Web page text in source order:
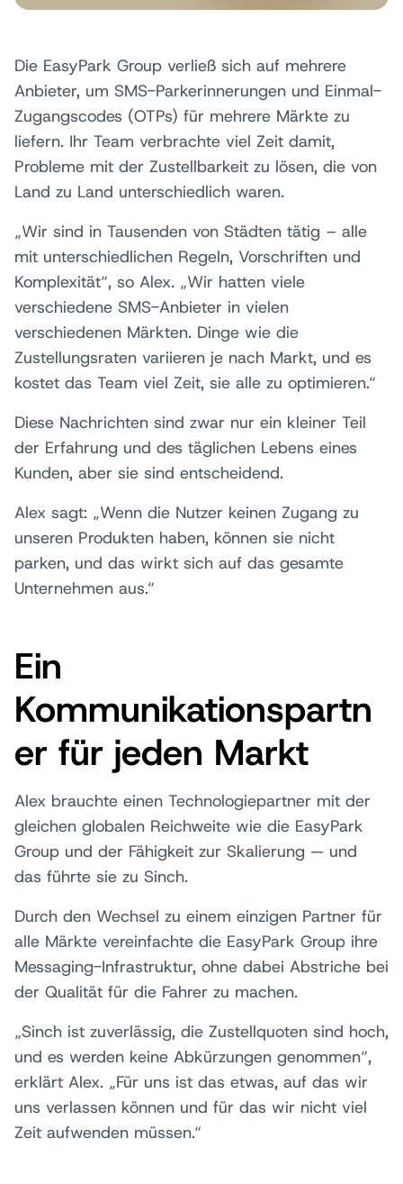
Die EasyPark Group verließ sich auf mehrere
Anbieter, um SMS-Parkerinnerungen und Einmal-
Zugangscodes (OTPs) für mehrere Märkte zu
liefern. Ihr Team verbrachte viel Zeit damit,
Probleme mit der Zustellbarkeit zu lösen, die von
Land zu Land unterschiedlich waren.
„Wir sind in Tausenden von Städten tätig – alle
mit unterschiedlichen Regeln, Vorschriften und
Komplexität“, so Alex. „Wir hatten viele
verschiedene SMS-Anbieter in vielen
verschiedenen Märkten. Dinge wie die
Zustellungsraten variieren je nach Markt, und es
kostet das Team viel Zeit, sie alle zu optimieren.“
Diese Nachrichten sind zwar nur ein kleiner Teil
der Erfahrung und des täglichen Lebens eines
Kunden, aber sie sind entscheidend.
Alex sagt: „Wenn die Nutzer keinen Zugang zu
unseren Produkten haben, können sie nicht
parken, und das wirkt sich auf das gesamte
Unternehmen aus.“
Ein
Kommunikationspartn
er für jeden Markt
Alex brauchte einen Technologiepartner mit der
gleichen globalen Reichweite wie die EasyPark
Group und der Fähigkeit zur Skalierung — und
das führte sie zu Sinch.
Durch den Wechsel zu einem einzigen Partner für
alle Märkte vereinfachte die EasyPark Group ihre
Messaging-Infrastruktur, ohne dabei Abstriche bei
der Qualität für die Fahrer zu machen.
„Sinch ist zuverlässig, die Zustellquoten sind hoch,
und es werden keine Abkürzungen genommen“,
erklärt Alex. „Für uns ist das etwas, auf das wir
uns verlassen können und für das wir nicht viel
Zeit aufwenden müssen.“